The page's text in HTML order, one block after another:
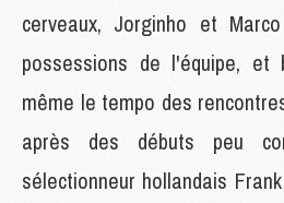
cerveaux, Jorginho et
possessions de l'équipe,
même le tempo des
après des débuts peu
sélectionneur hollandais